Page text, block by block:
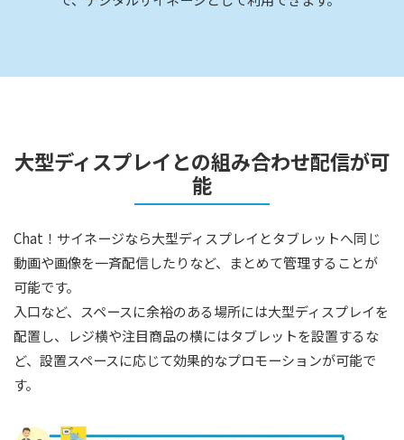
大型ディスプレイとの組み合わせ配信が可
能
Chat！サイネージなら大型ディスプレイとタブレットへ同じ
動画や画像を一斉配信したりなど、まとめて管理することが
可能です。
入口など、スペースに余裕のある場所には大型ディスプレイを
配置し、レジ横や注目商品の横にはタブレットを設置するな
ど、設置スペースに応じて効果的なプロモーションが可能で
す。